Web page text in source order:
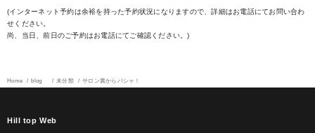
(インターネット予約は余裕を持った予約状況になりますので、詳細はお電話にてお問い合わ
せください。
尚、当日、前日のご予約はお電話にてご確認ください。)
Home blog 未分類 サロン裏からパシャ！
Hill top Web